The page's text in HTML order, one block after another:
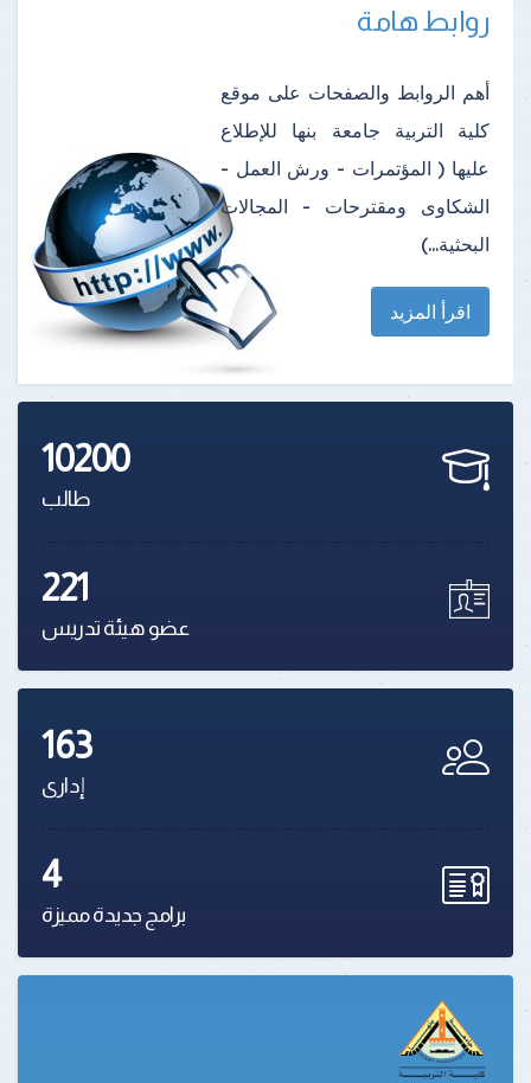
روابط هامة
أهم الروابط والصفحات على موقع
كلية التربية جامعة بنها للإطلاع
عليها ( المؤتمرات - ورش العمل -
الشكاوى ومقترحات - المجالات
البحثية...)
اقرأ المزيد
10200
طالب
221
عضو هيئة تدريس
163
إدارى
4
برامج جديدة مميزة